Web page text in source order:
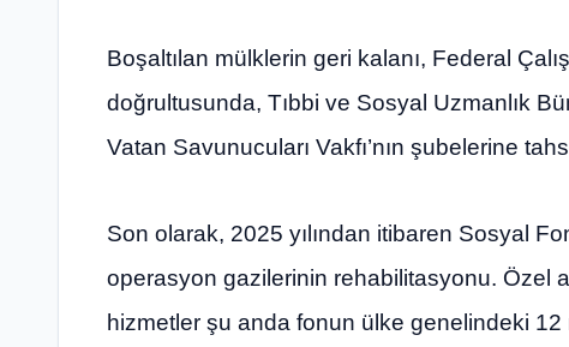
Boşaltılan mülklerin geri kalanı, Federal
doğrultusunda, Tıbbi ve Sosyal Uzmanlık
Vatan Savunucuları Vakfı’nın şubelerine
Son olarak, 2025 yılından itibaren Sosyal
operasyon gazilerinin rehabilitasyonu. Özel
hizmetler şu anda fonun ülke genelindeki